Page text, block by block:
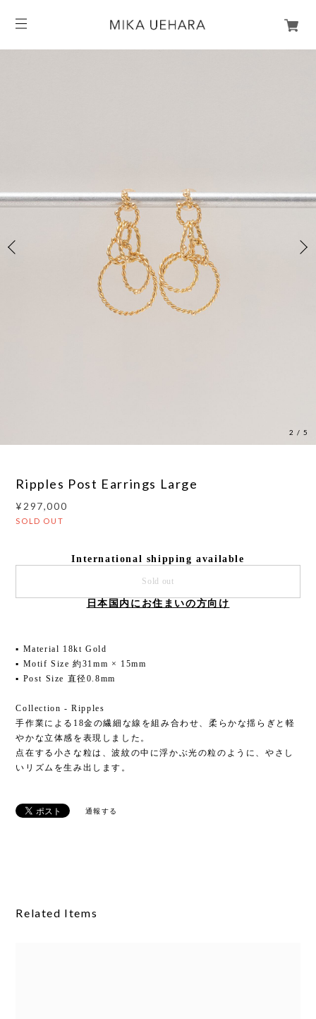
3 /5
Ripples Post Earrings Large
¥297,000
SOLD OUT
International shipping available
Sold out
日本国内にお住まいの方向け
▪ Material 18kt Gold
▪ Motif Size 約31mm × 15mm
▪ Post Size 直径0.8mm
Collection - Ripples
手作業による18金の繊細な線を組み合わせ、柔らかな揺らぎと軽
やかな立体感を表現しました。
点在する小さな粒は、波紋の中に浮かぶ光の粒のように、やさし
いリズムを生み出します。
通報する
Related Items